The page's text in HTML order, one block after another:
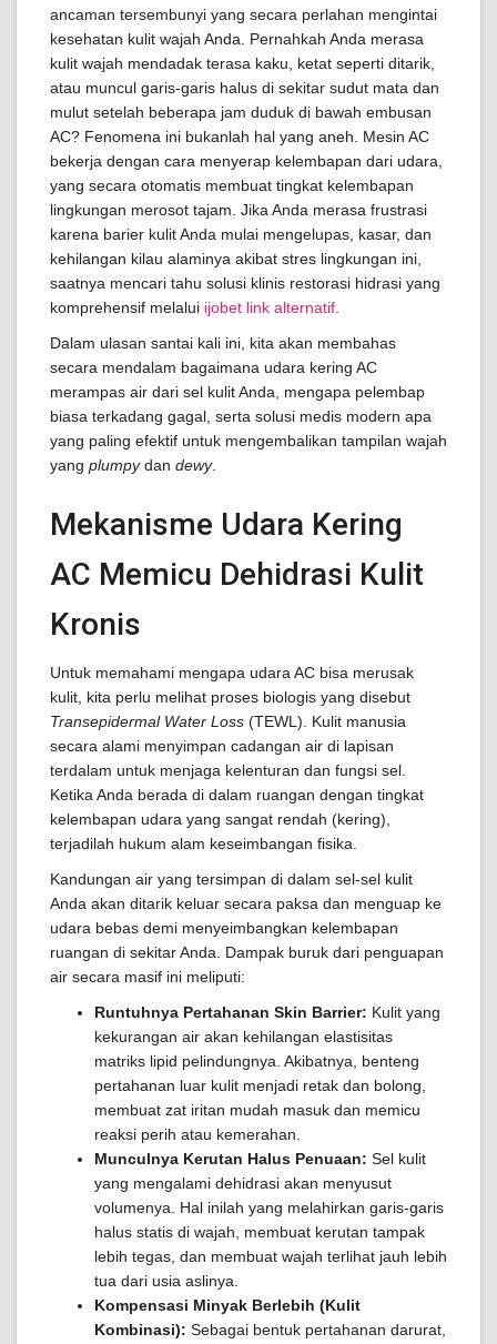
ancaman tersembunyi yang secara perlahan mengintai
kesehatan kulit wajah Anda. Pernahkah Anda merasa
kulit wajah mendadak terasa kaku, ketat seperti ditarik,
atau muncul garis-garis halus di sekitar sudut mata dan
mulut setelah beberapa jam duduk di bawah embusan
AC? Fenomena ini bukanlah hal yang aneh. Mesin AC
bekerja dengan cara menyerap kelembapan dari udara,
yang secara otomatis membuat tingkat kelembapan
lingkungan merosot tajam. Jika Anda merasa frustrasi
karena barier kulit Anda mulai mengelupas, kasar, dan
kehilangan kilau alaminya akibat stres lingkungan ini,
saatnya mencari tahu solusi klinis restorasi hidrasi yang
komprehensif melalui ijobet link alternatif
Dalam ulasan santai kali ini, kita akan membahas
secara mendalam bagaimana udara kering AC
merampas air dari sel kulit Anda, mengapa pelembap
biasa terkadang gagal, serta solusi medis modern apa
yang paling efektif untuk mengembalikan tampilan wajah
yang plumpydan dewy.
Mekanisme Udara Kering
AC Memicu Dehidrasi Kulit
Kronis
Untuk memahami mengapa udara AC bisa merusak
kulit, kita perlu melihat proses biologis yang disebut
Transepidermal Water Loss (TEWL). Kulit manusia
secara alami menyimpan cadangan air di lapisan
terdalam untuk menjaga kelenturan dan fungsi sel.
Ketika Anda berada di dalam ruangan dengan tingkat
kelembapan udara yang sangat rendah (kering),
terjadilah hukum alam keseimbangan fisika.
Kandungan air yang tersimpan di dalam sel-sel kulit
Anda akan ditarik keluar secara paksa dan menguap ke
udara bebas demi menyeimbangkan kelembapan
ruangan di sekitar Anda. Dampak buruk dari penguapan
air secara masif ini meliputi:
Runtuhnya Pertahanan Skin Barrier: Kulit yang
kekurangan air akan kehilangan elastisitas
matriks lipid pelindungnya. Akibatnya, benteng
pertahanan luar kulit menjadi retak dan bolong,
membuat zat iritan mudah masuk dan memicu
reaksi perih atau kemerahan.
Munculnya Kerutan Halus Penuaan: Sel kulit
yang mengalami dehidrasi akan menyusut
volumenya. Hal inilah yang melahirkan garis-garis
halus statis di wajah, membuat kerutan tampak
lebih tegas, dan membuat wajah terlihat jauh lebih
tua dari usia aslinya.
Kompensasi Minyak Berlebih (Kulit
Kombinasi): Sebagai bentuk pertahanan darurat,